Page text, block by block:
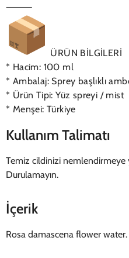
⸻
ÜRÜN BİLGİLERİ
* Hacim: 100 ml
* Ambalaj: Sprey başlıklı
* Ürün Tipi: Yüz spreyi / mist
* Menşei: Türkiye
Kullanım Talimatı
Temiz cildinizi nemlendirmeye
Durulamayın.
İçerik
Rosa damascena flower water.